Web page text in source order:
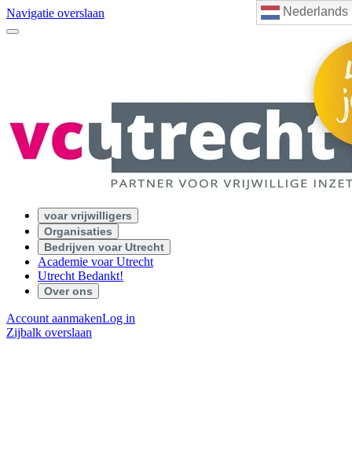
Nederlands
Navigatie overslaan
voar vrijwilligers
Organisaties
Bedrijven voar Utrecht
Academie voar Utrecht
Utrecht Bedankt!
Over ons
Account aanmakenLog in
Zijbalk overslaan